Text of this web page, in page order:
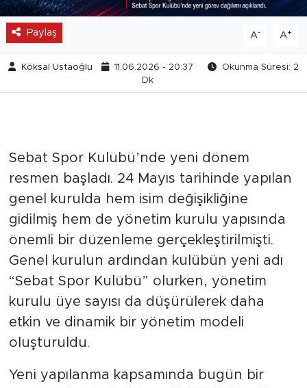
Paylaş A- A+
Köksal Ustaoğlu 11.06.2026 - 20:37
Okunma Süresi: 2
Dk
Sebat Spor Kulübü’nde yeni dönem
resmen başladı. 24 Mayıs tarihinde yapılan
genel kurulda hem isim değişikliğine
gidilmiş hem de yönetim kurulu yapısında
önemli bir düzenleme gerçekleştirilmişti.
Genel kurulun ardından kulübün yeni adı
“Sebat Spor Kulübü” olurken, yönetim
kurulu üye sayısı da düşürülerek daha
etkin ve dinamik bir yönetim modeli
oluşturuldu.
Yeni yapılanma kapsamında bugün bir